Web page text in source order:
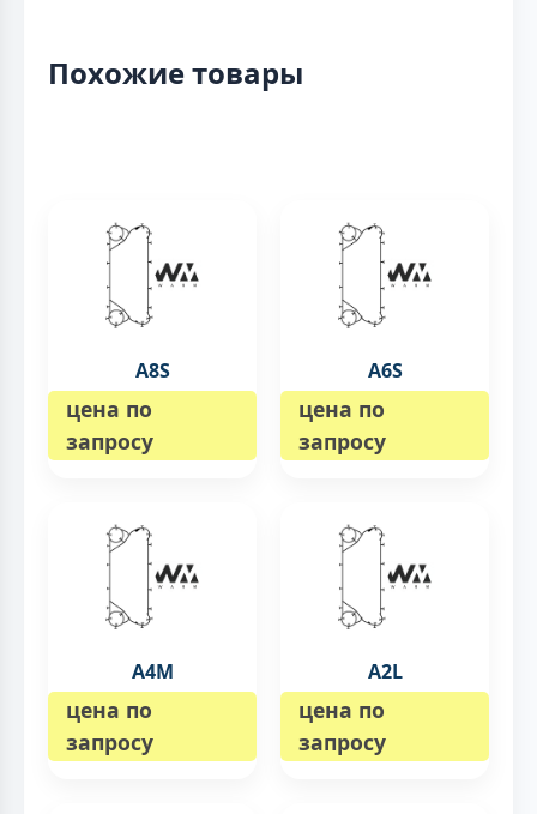
Похожие товары
A8S
цена по
запросу
A6S
цена по
запросу
A4M
цена по
запросу
A2L
цена по
запросу